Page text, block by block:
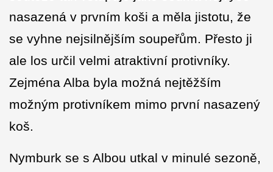
nasazená v prvním koši a měla jistotu, že
se vyhne nejsilnějším soupeřům. Přesto ji
ale los určil velmi atraktivní protivníky.
Zejména Alba byla možná nejtěžším
možným protivníkem mimo první nasazený
koš.
Nymburk se s Albou utkal v minulé sezoně,